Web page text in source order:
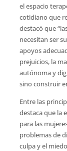
el espacio
cotidiano que
destacó que
necesitan ser
apoyos
prejuicios, la
autónoma y
sino construir
Entre las
destaca que la
para las
problemas de
culpa y el